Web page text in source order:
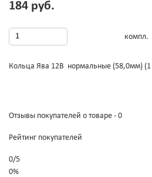
184 руб.
компл.
Кольца Ява 12В нормальные (58,0мм) (1
Отзывы покупателей о товаре - 0
Рейтинг покупателей
0/5
0%